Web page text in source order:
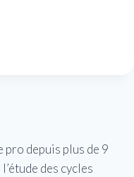
depuis plus de 9
des cycles